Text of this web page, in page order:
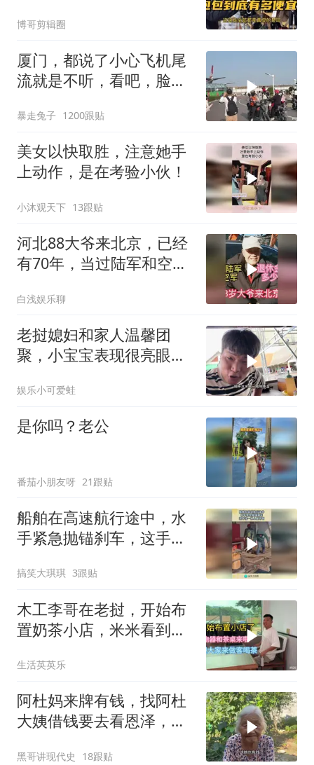
博哥剪辑圈
厦门，都说了小心飞机尾
流就是不听，看吧，脸都
暴走兔子 1200跟贴
美女以快取胜，注意她手
上动作，是在考验小伙！
小沐观天下 13跟贴
河北88大爷来北京，已经
有70年，当过陆军和空
白浅娱乐聊
老挝媳妇和家人温馨团
聚，小宝宝表现很亮眼，
娱乐小可爱蛙
是你吗？老公
番茄小朋友呀 21跟贴
船舶在高速航行途中，水
手紧急抛锚刹车，这手法
搞笑大琪琪 3跟贴
木工李哥在老挝，开始布
置奶茶小店，米米看到会
生活英英乐
阿杜妈来牌有钱，找阿杜
大姨借钱要去看恩泽，看
黑哥讲现代史 18跟贴